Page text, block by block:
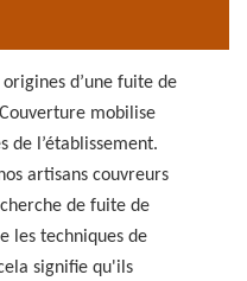
d’une fuite de
mobilise
de l’établissement.
artisans couvreurs
de fuite de
les techniques de
signifie qu'ils